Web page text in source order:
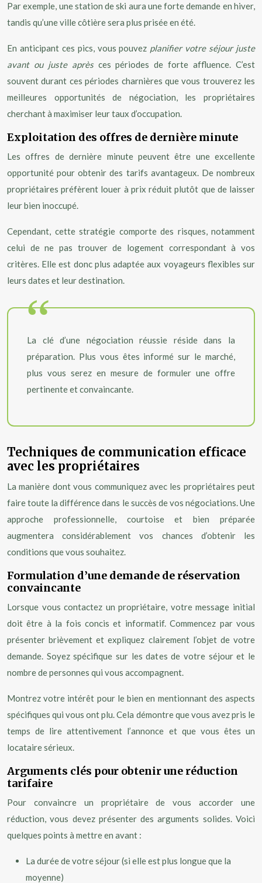
Par exemple, une station de ski aura une forte demande en hiver,
tandis qu’une ville côtière sera plus prisée en été.
En anticipant ces pics, vous pouvez planifier votre séjour juste
avant ou juste après ces périodes de forte affluence. C’est
souvent durant ces périodes charnières que vous trouverez les
meilleures opportunités de négociation, les propriétaires
cherchant à maximiser leur taux d’occupation.
Exploitation des offres de dernière minute
Les offres de dernière minute peuvent être une excellente
opportunité pour obtenir des tarifs avantageux. De nombreux
propriétaires préfèrent louer à prix réduit plutôt que de laisser
leur bien inoccupé.
Cependant, cette stratégie comporte des risques, notamment
celui de ne pas trouver de logement correspondant à vos
critères. Elle est donc plus adaptée aux voyageurs flexibles sur
leurs dates et leur destination.
La clé d’une négociation réussie réside dans la
préparation. Plus vous êtes informé sur le marché,
plus vous serez en mesure de formuler une offre
pertinente et convaincante.
Techniques de communication efficace
avec les propriétaires
La manière dont vous communiquez avec les propriétaires peut
faire toute la différence dans le succès de vos négociations. Une
approche professionnelle, courtoise et bien préparée
augmentera considérablement vos chances d’obtenir les
conditions que vous souhaitez.
Formulation d’une demande de réservation
convaincante
Lorsque vous contactez un propriétaire, votre message initial
doit être à la fois concis et informatif. Commencez par vous
présenter brièvement et expliquez clairement l’objet de votre
demande. Soyez spécifique sur les dates de votre séjour et le
nombre de personnes qui vous accompagnent.
Montrez votre intérêt pour le bien en mentionnant des aspects
spécifiques qui vous ont plu. Cela démontre que vous avez pris le
temps de lire attentivement l’annonce et que vous êtes un
locataire sérieux.
Arguments clés pour obtenir une réduction
tarifaire
Pour convaincre un propriétaire de vous accorder une
réduction, vous devez présenter des arguments solides. Voici
quelques points à mettre en avant :
La durée de votre séjour (si elle est plus longue que la
moyenne)